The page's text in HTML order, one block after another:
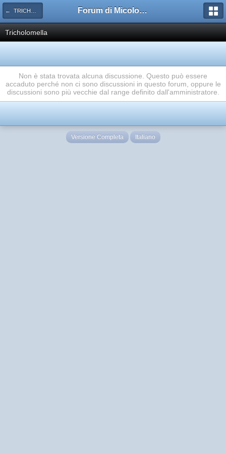
← TRICHOLOMATACEAE Forum di Micologia AMB Gruppo di Muggia e del Carso
Tricholomella
Non è stata trovata alcuna discussione. Questo può essere
accaduto perché non ci sono discussioni in questo forum, oppure le
discussioni sono più vecchie dal range definito dall'amministratore.
Versione Completa Italiano